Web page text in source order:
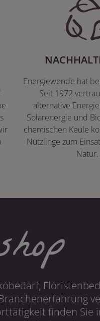
Energiewende hat
Seit 1972
alternative
Solarenergie und
chemischen Keule
Nützlinge zum
Natur.
finden Sie